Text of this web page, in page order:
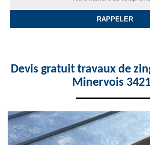
Devis gratuit travaux de
Minervois